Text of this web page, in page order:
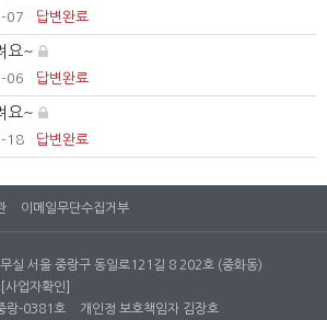
07 답변완료
요~
06 답변완료
요~
18 답변완료
이메일무단수집거부
실 서울 중랑구 동일로121길 8 202호 (중화동)
[사업자확인]
랑-0381호
개인정 보호책임자 김장호